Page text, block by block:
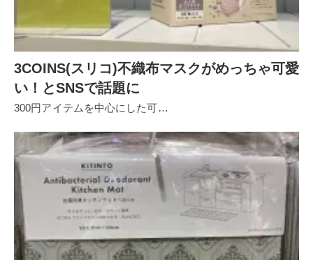
3COINS(スリコ)不織布マスクがめっちゃ可愛
い！とSNSで話題に
300円アイテムを中心にした可…